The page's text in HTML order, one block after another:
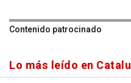
Contenido patrocinado
Lo más leído en